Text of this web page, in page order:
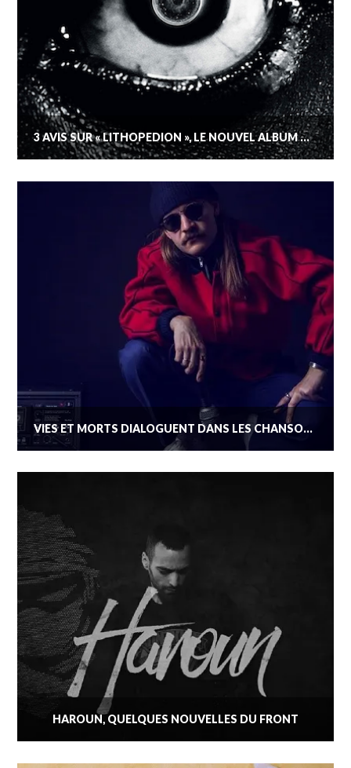
3 AVIS SUR « LITHOPÉDION », LE NOUVEL ALBUM DE DAMSO
VIES ET MORTS DIALOGUENT DANS LES CHANSONS DE LUCIO BUKOWKSI ET MANI DEÏZ
HAROUN, QUELQUES NOUVELLES DU FRONT